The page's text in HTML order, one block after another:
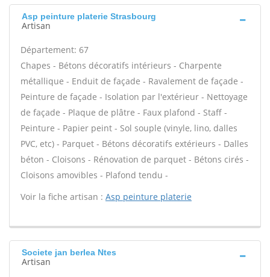
Asp peinture platerie Strasbourg
Artisan
Département: 67
Chapes - Bétons décoratifs intérieurs - Charpente
métallique - Enduit de façade - Ravalement de façade -
Peinture de façade - Isolation par l'extérieur - Nettoyage
de façade - Plaque de plâtre - Faux plafond - Staff -
Peinture - Papier peint - Sol souple (vinyle, lino, dalles
PVC, etc) - Parquet - Bétons décoratifs extérieurs - Dalles
béton - Cloisons - Rénovation de parquet - Bétons cirés -
Cloisons amovibles - Plafond tendu -
Voir la fiche artisan : Asp peinture platerie
Societe jan berlea Ntes
Artisan